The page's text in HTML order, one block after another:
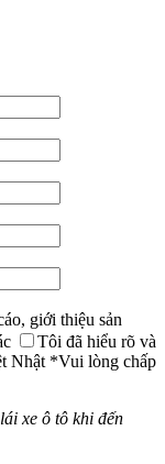
giới thiệu sản
Tôi đã hiểu rõ và
Nhật *Vui lòng chấp
xe ô tô khi đến